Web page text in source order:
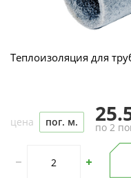
Теплоизоляция для
цена пог. м.
по 2